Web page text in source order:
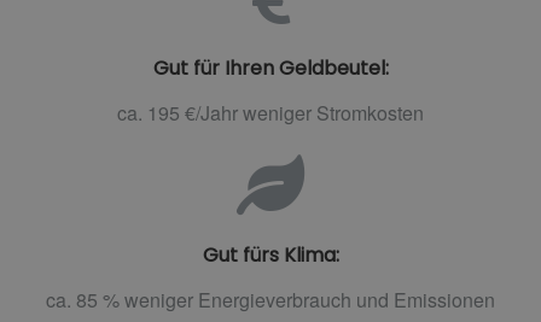
Gut für Ihren Geldbeutel:
ca. 195 €/Jahr weniger Stromkosten
Gut fürs Klima:
ca. 85 % weniger Energieverbrauch und Emissionen